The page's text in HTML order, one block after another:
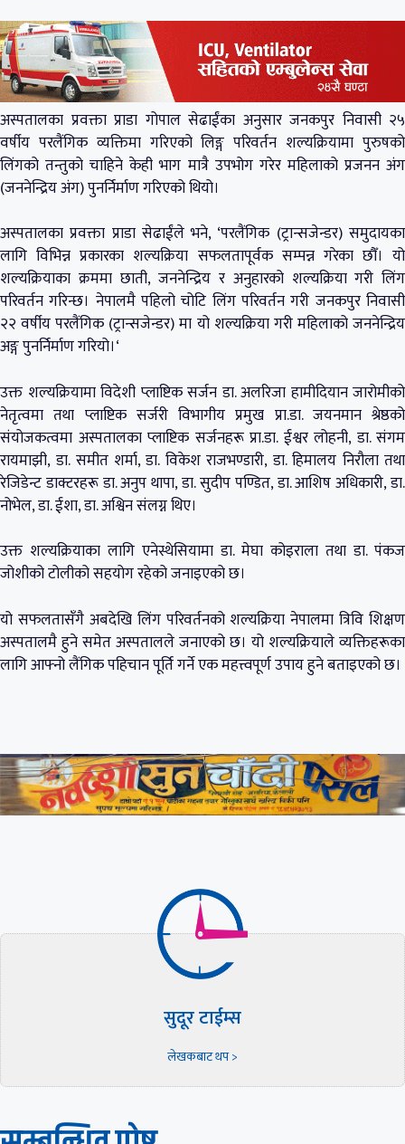
अस्पतालका प्रवक्ता प्राडा गोपाल सेढाईंका अनुसार जनकपुर निवासी २५
वर्षीय परलैंगिक व्यक्तिमा गरिएको लिङ्ग परिवर्तन शल्यक्रियामा पुरुषको
लिंगको तन्तुको चाहिने केही भाग मात्रै उपभोग गरेर महिलाको प्रजनन अंग
(जननेन्द्रिय अंग) पुनर्निर्माण गरिएको थियो।
अस्पतालका प्रवक्ता प्राडा सेढाईंले भने‚ ‘परलैंगिक (ट्रान्सजेन्डर) समुदायका
लागि विभिन्न प्रकारका शल्यक्रिया सफलतापूर्वक सम्पन्न गरेका छौँ। यो
शल्यक्रियाका क्रममा छाती‚ जननेन्द्रिय र अनुहारको शल्यक्रिया गरी लिंग
परिवर्तन गरिन्छ। नेपालमै पहिलो चोटि लिंग परिवर्तन गरी जनकपुर निवासी
२२ वर्षीय परलैंगिक (ट्रान्सजेन्डर) मा यो शल्यक्रिया गरी महिलाको जननेन्द्रिय
अङ्ग पुनर्निर्माण गरियो।‘
उक्त शल्यक्रियामा विदेशी प्लाष्टिक सर्जन डा. अलरिजा हामीदियान जारोमीको
नेतृत्वमा तथा प्लाष्टिक सर्जरी विभागीय प्रमुख प्रा.डा. जयनमान श्रेष्ठको
संयोजकत्वमा अस्पतालका प्लाष्टिक सर्जनहरू प्रा.डा. ईश्वर लोहनी, डा. संगम
रायमाझी‚ डा. समीत शर्मा, डा. विकेश राजभण्डारी‚ डा. हिमालय निरौला तथा
रेजिडेन्ट डाक्टरहरू डा. अनुप थापा, डा. सुदीप पण्डित, डा. आशिष अधिकारी, डा.
नोभेल, डा. ईशा, डा. अश्विन संलग्न थिए।
उक्त शल्यक्रियाका लागि एनेस्थेसियामा डा. मेघा कोइराला तथा डा. पंकज
जोशीको टोलीको सहयोग रहेको जनाइएको छ।
यो सफलतासँगै अबदेखि लिंग परिवर्तनको शल्यक्रिया नेपालमा त्रिवि शिक्षण
अस्पतालमै हुने समेत अस्पतालले जनाएको छ। यो शल्यक्रियाले व्यक्तिहरूका
लागि आफ्नो लैंगिक पहिचान पूर्ति गर्ने एक महत्त्वपूर्ण उपाय हुने बताइएको छ।
सुदूर टाईम्स
लेखकबाट थप >